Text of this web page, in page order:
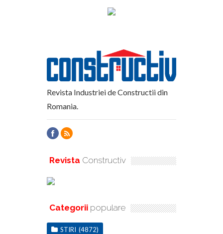
Revista Industriei de Constructii din
Romania.
Revista Constructiv
Categorii populare
STIRI (4872)